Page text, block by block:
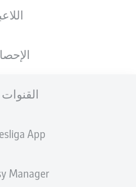
القنوات
App
Manager
E. Iyoha
27'
Merkur Spielarena